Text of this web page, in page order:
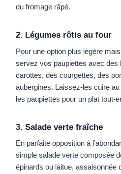
du fromage râpé.
2. Légumes rôtis au four
Pour une option plus légère
servez vos paupiettes avec
carottes, des courgettes, des
aubergines. Laissez-les cuire
les paupiettes pour un plat tout-
3. Salade verte fraîche
En parfaite opposition à
simple salade verte composée
épinards ou laitue, assaisonnée